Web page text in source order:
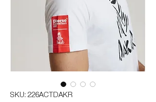
SKU: 226ACTDAKR